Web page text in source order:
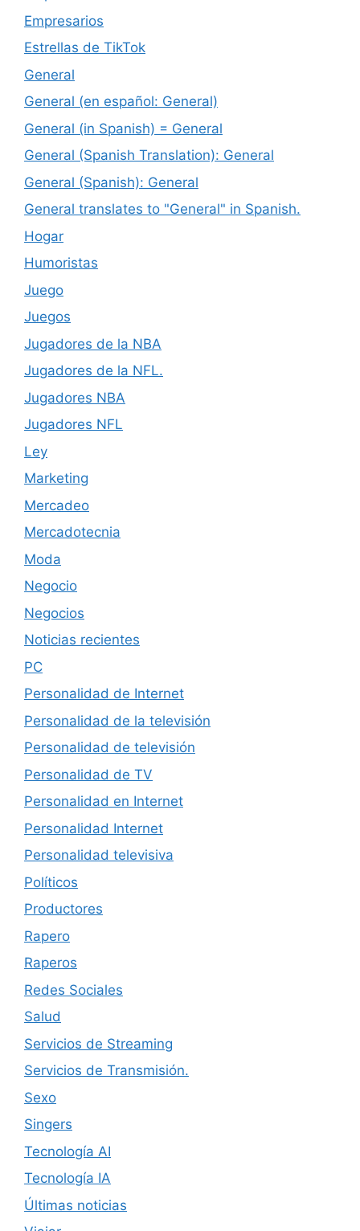
Empresarios
Estrellas de TikTok
General
General (en español: General)
General (in Spanish) = General
General (Spanish Translation): General
General (Spanish): General
General translates to "General" in Spanish.
Hogar
Humoristas
Juego
Juegos
Jugadores de la NBA
Jugadores de la NFL.
Jugadores NBA
Jugadores NFL
Ley
Marketing
Mercadeo
Mercadotecnia
Moda
Negocio
Negocios
Noticias recientes
PC
Personalidad de Internet
Personalidad de la televisión
Personalidad de televisión
Personalidad de TV
Personalidad en Internet
Personalidad Internet
Personalidad televisiva
Políticos
Productores
Rapero
Raperos
Redes Sociales
Salud
Servicios de Streaming
Servicios de Transmisión.
Sexo
Singers
Tecnología AI
Tecnología IA
Últimas noticias